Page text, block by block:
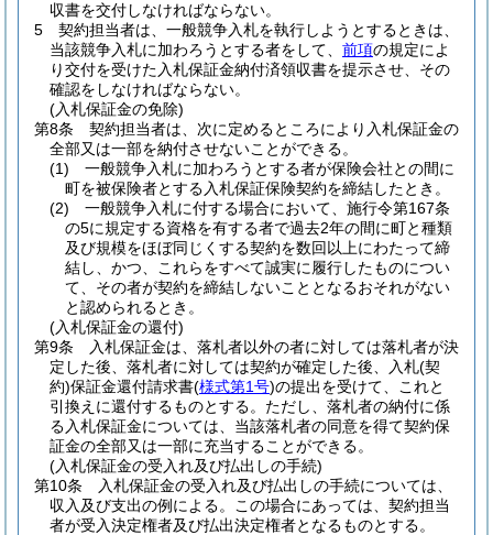
収書を交付しなければならない。
5
契約担当者は、一般競争入札を執行しようとするときは、
当該競争入札に加わろうとする者をして、 前項の規定によ
り交付を受けた入札保証金納付済領収書を提示させ、その
確認をしなければならない。
(入札保証金の免除)
第8条
契約担当者は、次に定めるところにより入札保証金の
全部又は一部を納付させないことができる。
(1)
一般競争入札に加わろうとする者が保険会社との間に
町を被保険者とする入札保証保険契約を締結したとき。
(2)
一般競争入札に付する場合において、施行令第167条
の5に規定する資格を有する者で過去2年の間に町と種類
及び規模をほぼ同じくする契約を数回以上にわたって締
結し、かつ、これらをすべて誠実に履行したものについ
て、その者が契約を締結しないこととなるおそれがない
と認められるとき。
(入札保証金の還付)
第9条
入札保証金は、落札者以外の者に対しては落札者が決
定した後、落札者に対しては契約が確定した後、入札(契
約)保証金還付請求書(様式第1号)の提出を受けて、これと
引換えに還付するものとする。 ただし、落札者の納付に係
る入札保証金については、当該落札者の同意を得て契約保
証金の全部又は一部に充当することができる。
(入札保証金の受入れ及び払出しの手続)
第10条
入札保証金の受入れ及び払出しの手続については、
収入及び支出の例による。
この場合にあっては、契約担当
者が受入決定権者及び払出決定権者となるものとする。